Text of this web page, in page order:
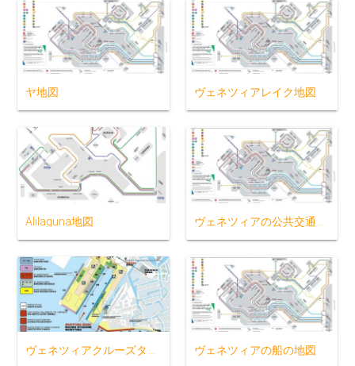
ヤ地図 ヴェネツィアレイク地図
Alilaguna地図
ヴェネツィアクルーズターミナルの地図 ヴェネツィアの船の地図